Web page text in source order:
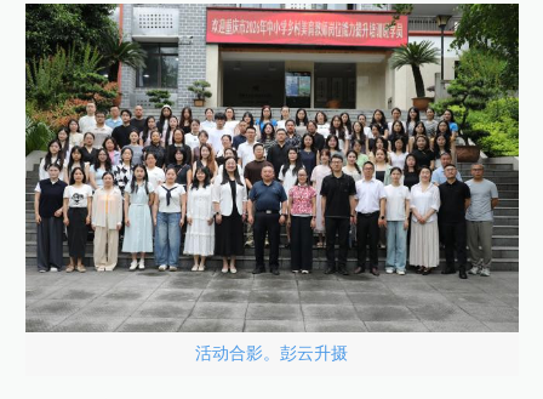
活动合影。彭云升摄